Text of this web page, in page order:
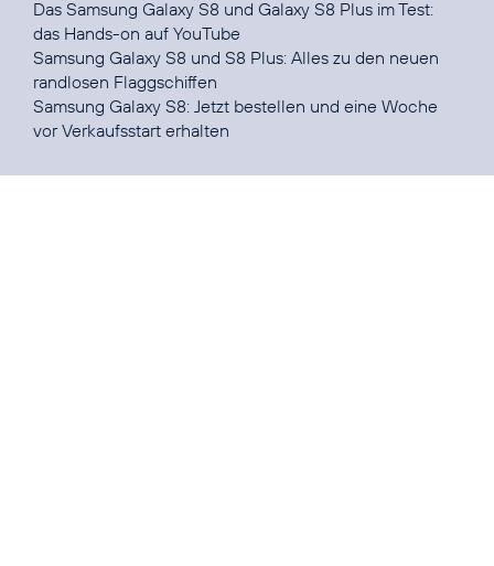
Das Samsung Galaxy S8 und Galaxy S8 Plus im Test:
das Hands-on auf YouTube
Samsung Galaxy S8 und S8 Plus: Alles zu den neuen
randlosen Flaggschiffen
Samsung Galaxy S8: Jetzt bestellen und eine Woche
vor Verkaufsstart erhalten